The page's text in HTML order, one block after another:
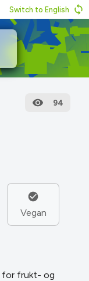
Switch to English
94
Vegan
for frukt- og